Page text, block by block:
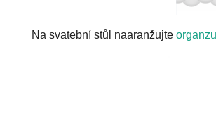
Na svatební stůl naaranžujte organzu